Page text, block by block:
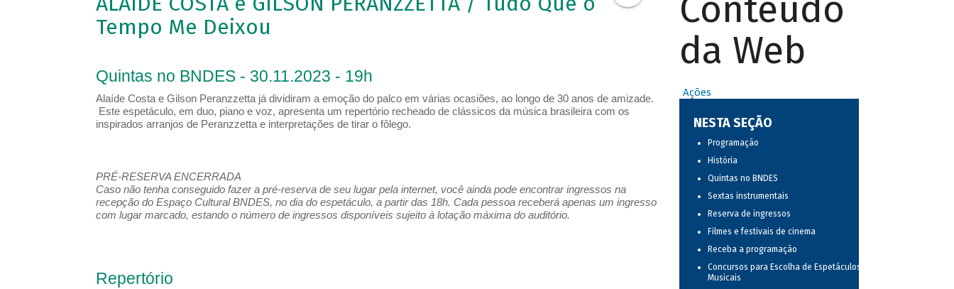
Tempo Me Deixou
Quintas no BNDES - 30.11.2023 - 19h
Alaíde Costa e Gilson Peranzzetta já dividiram a emoção do palco em várias ocasiões, ao longo de 30 anos de amizade.
Este espetáculo, em duo, piano e voz, apresenta um repertório recheado de clássicos da música brasileira com os
inspirados arranjos de Peranzzetta e interpretações de tirar o fôlego.
PRÉ-RESERVA ENCERRADA
Caso não tenha conseguido fazer a pré-reserva de seu lugar pela internet, você ainda pode encontrar ingressos na
recepção do Espaço Cultural BNDES, no dia do espetáculo, a partir das 18h. Cada pessoa receberá apenas um ingresso
com lugar marcado, estando o número de ingressos disponíveis sujeito à lotação máxima do auditório.
Repertório
Conteúdo
da Web
Ações
NESTA SEÇÃO
Programação
História
Quintas no BNDES
Sextas instrumentais
Reserva de ingressos
Filmes e festivais de cinema
Receba a programação
Concursos para Escolha de Espetáculos
Musicais